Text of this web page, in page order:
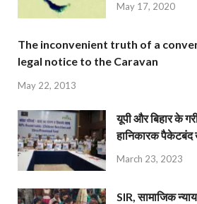
May 17, 2020
The inconvenient truth of a
legal notice to the Caravan
May 22, 2013
यूपी और बिहार के
हानिकारक
March 23, 2023
SIR, सामाजिक